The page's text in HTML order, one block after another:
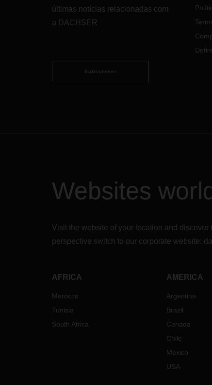
últimas notícias relacionadas com
a DACHSER
Subscrever
Websites
Visit the website of your location and
perspective switch to our corporate website:
AFRICA
Morocco
Tunisia
South Africa
AMERICA
Argentina
Brazil
Canada
Chile
Mexico
USA